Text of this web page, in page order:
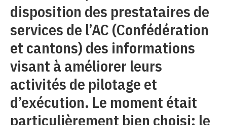
disposition des prestataires de
services de l’AC (Confédération
et cantons) des informations
visant à améliorer leurs
activités de pilotage et
d’exécution. Le moment était
particulièrement bien choisi: le